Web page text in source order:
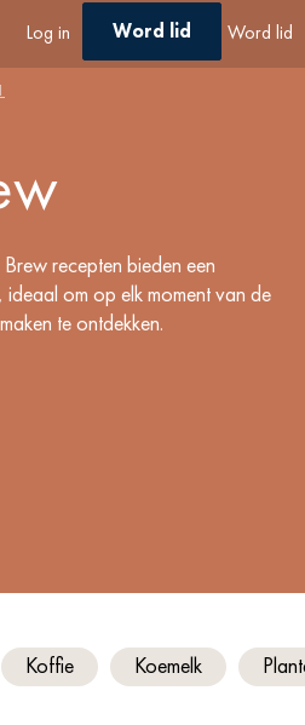
Log in Word lid Word lid
recepten bieden een
om op elk moment van de
te ontdekken.
Koffie Koemelk